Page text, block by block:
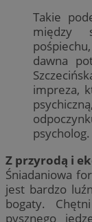
Takie
między
dawna
impreza,
psycholog.
Z przyrodą i
Śniadaniowa
jest bardzo
bogaty.
pysznego